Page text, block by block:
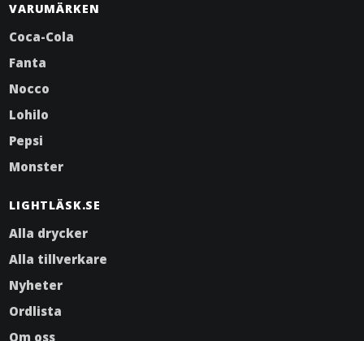
VARUMÄRKEN
Coca-Cola
Fanta
Nocco
Lohilo
Pepsi
Monster
LIGHTLÄSK.SE
Alla drycker
Alla tillverkare
Nyheter
Ordlista
Om oss